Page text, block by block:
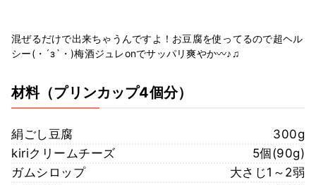
混ぜるだけで出来ちゃうんですよ！お豆腐を使ってるので超ヘル
シー(・´з`・)梅酒ジュレonでサッパリ爽やか〰♪♫
材料（プリンカップ4個分）
絹ごし豆腐
300g
kiriクリームチーズ
5個(90g)
ガムシロップ
大さじ1～2弱